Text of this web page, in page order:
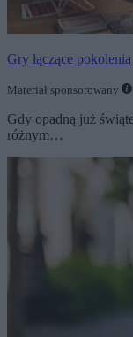
Gry łączące pokolenia
Materiał sponsorowany
Gdy opadną już
różnym…